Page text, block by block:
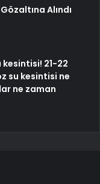
Alındı
kesintisi! 21-22
su kesintisi ne
ne zaman